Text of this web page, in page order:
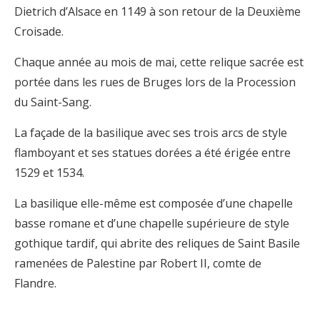
Dietrich d’Alsace en 1149 à son retour de la Deuxième
Croisade.
Chaque année au mois de mai, cette relique sacrée est
portée dans les rues de Bruges lors de la Procession
du Saint-Sang.
La façade de la basilique avec ses trois arcs de style
flamboyant et ses statues dorées a été érigée entre
1529 et 1534.
La basilique elle-même est composée d’une chapelle
basse romane et d’une chapelle supérieure de style
gothique tardif, qui abrite des reliques de Saint Basile
ramenées de Palestine par Robert II, comte de
Flandre.